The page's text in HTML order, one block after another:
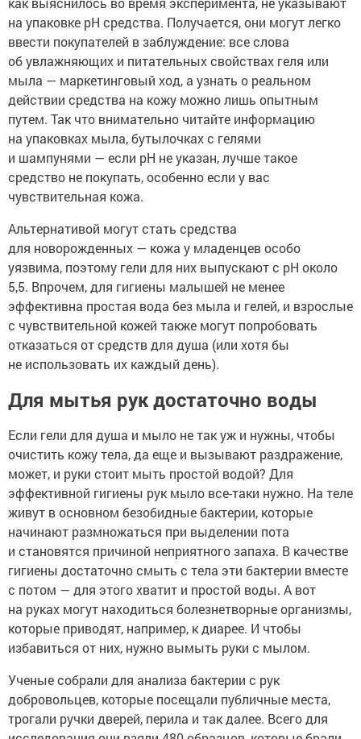
на упаковке pH средства. Получается, они могут легко
ввести покупателей в заблуждение: все слова
об увлажняющих и питательных свойствах геля или
мыла — маркетинговый ход, а узнать о реальном
действии средства на кожу можно лишь опытным
путем. Так что внимательно читайте информацию
на упаковках мыла, бутылочках с гелями
и шампунями — если pH не указан, лучше такое
средство не покупать, особенно если у вас
чувствительная кожа.
Альтернативой могут стать средства
для новорожденных — кожа у младенцев особо
уязвима, поэтому гели для них выпускают с pH около
5,5. Впрочем, для гигиены малышей не менее
эффективна простая вода без мыла и гелей, и взрослые
с чувствительной кожей также могут попробовать
отказаться от средств для душа (или хотя бы
не использовать их каждый день).
Для мытья рук достаточно воды
Если гели для душа и мыло не так уж и нужны, чтобы
очистить кожу тела, да еще и вызывают раздражение,
может, и руки стоит мыть простой водой? Для
эффективной гигиены рук мыло все-таки нужно. На теле
живут в основном безобидные бактерии, которые
начинают размножаться при выделении пота
и становятся причиной неприятного запаха. В качестве
гигиены достаточно смыть с тела эти бактерии вместе
с потом — для этого хватит и простой воды. А вот
на руках могут находиться болезнетворные организмы,
которые приводят, например, к диарее. И чтобы
избавиться от них, нужно вымыть руки с мылом.
Ученые собрали для анализа бактерии с рук
добровольцев, которые посещали публичные места,
трогали ручки дверей, перила и так далее. Всего для